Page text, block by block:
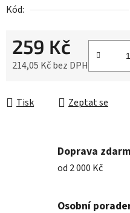
Kód:
259 Kč
214,05 Kč bez DPH
Tisk Zeptat se
Doprava
od 2 000 Kč
Osobní